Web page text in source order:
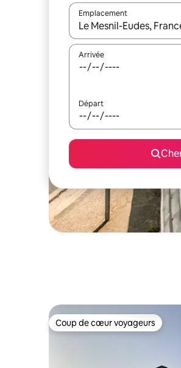
Emplacement
Quand les résultats sont
Arrivée
Départ
Coup de cœur voyageurs
Coup de cœur voyageurs